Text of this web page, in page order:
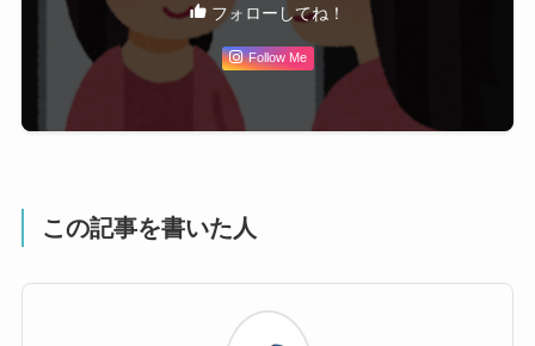
フォローしてね！
Follow Me
この記事を書いた人